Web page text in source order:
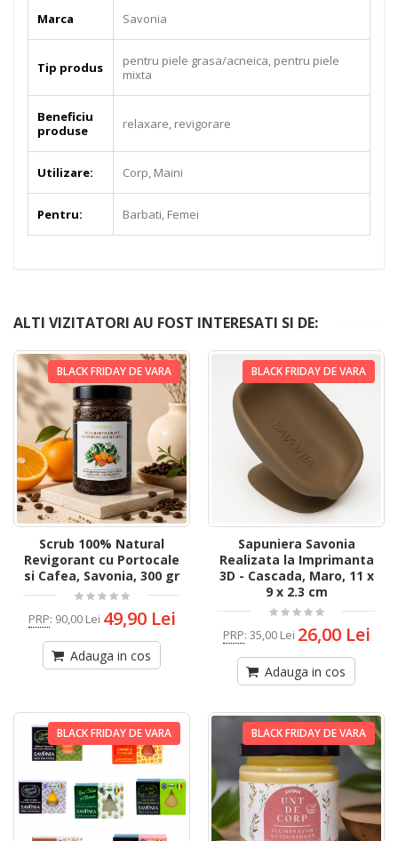
Marca Savonia
Tip produs
pentru piele grasa/acneica, pentru piele
mixta
Beneficiu
produse
relaxare, revigorare
Utilizare: Corp, Maini
Pentru: Barbati, Femei
ALTI VIZITATORI AU FOST INTERESATI SI DE:
BLACK FRIDAY DE VARA
Scrub 100% Natural
Revigorant cu Portocale
si Cafea, Savonia, 300 gr
PRP: 90,00 Lei 49,90 Lei
Adauga in cos
BLACK FRIDAY DE VARA
Sapuniera Savonia
Realizata la Imprimanta
3D - Cascada, Maro, 11 x
9 x 2.3 cm
PRP: 35,00 Lei 26,00 Lei
Adauga in cos
BLACK FRIDAY DE VARA BLACK FRIDAY DE VARA